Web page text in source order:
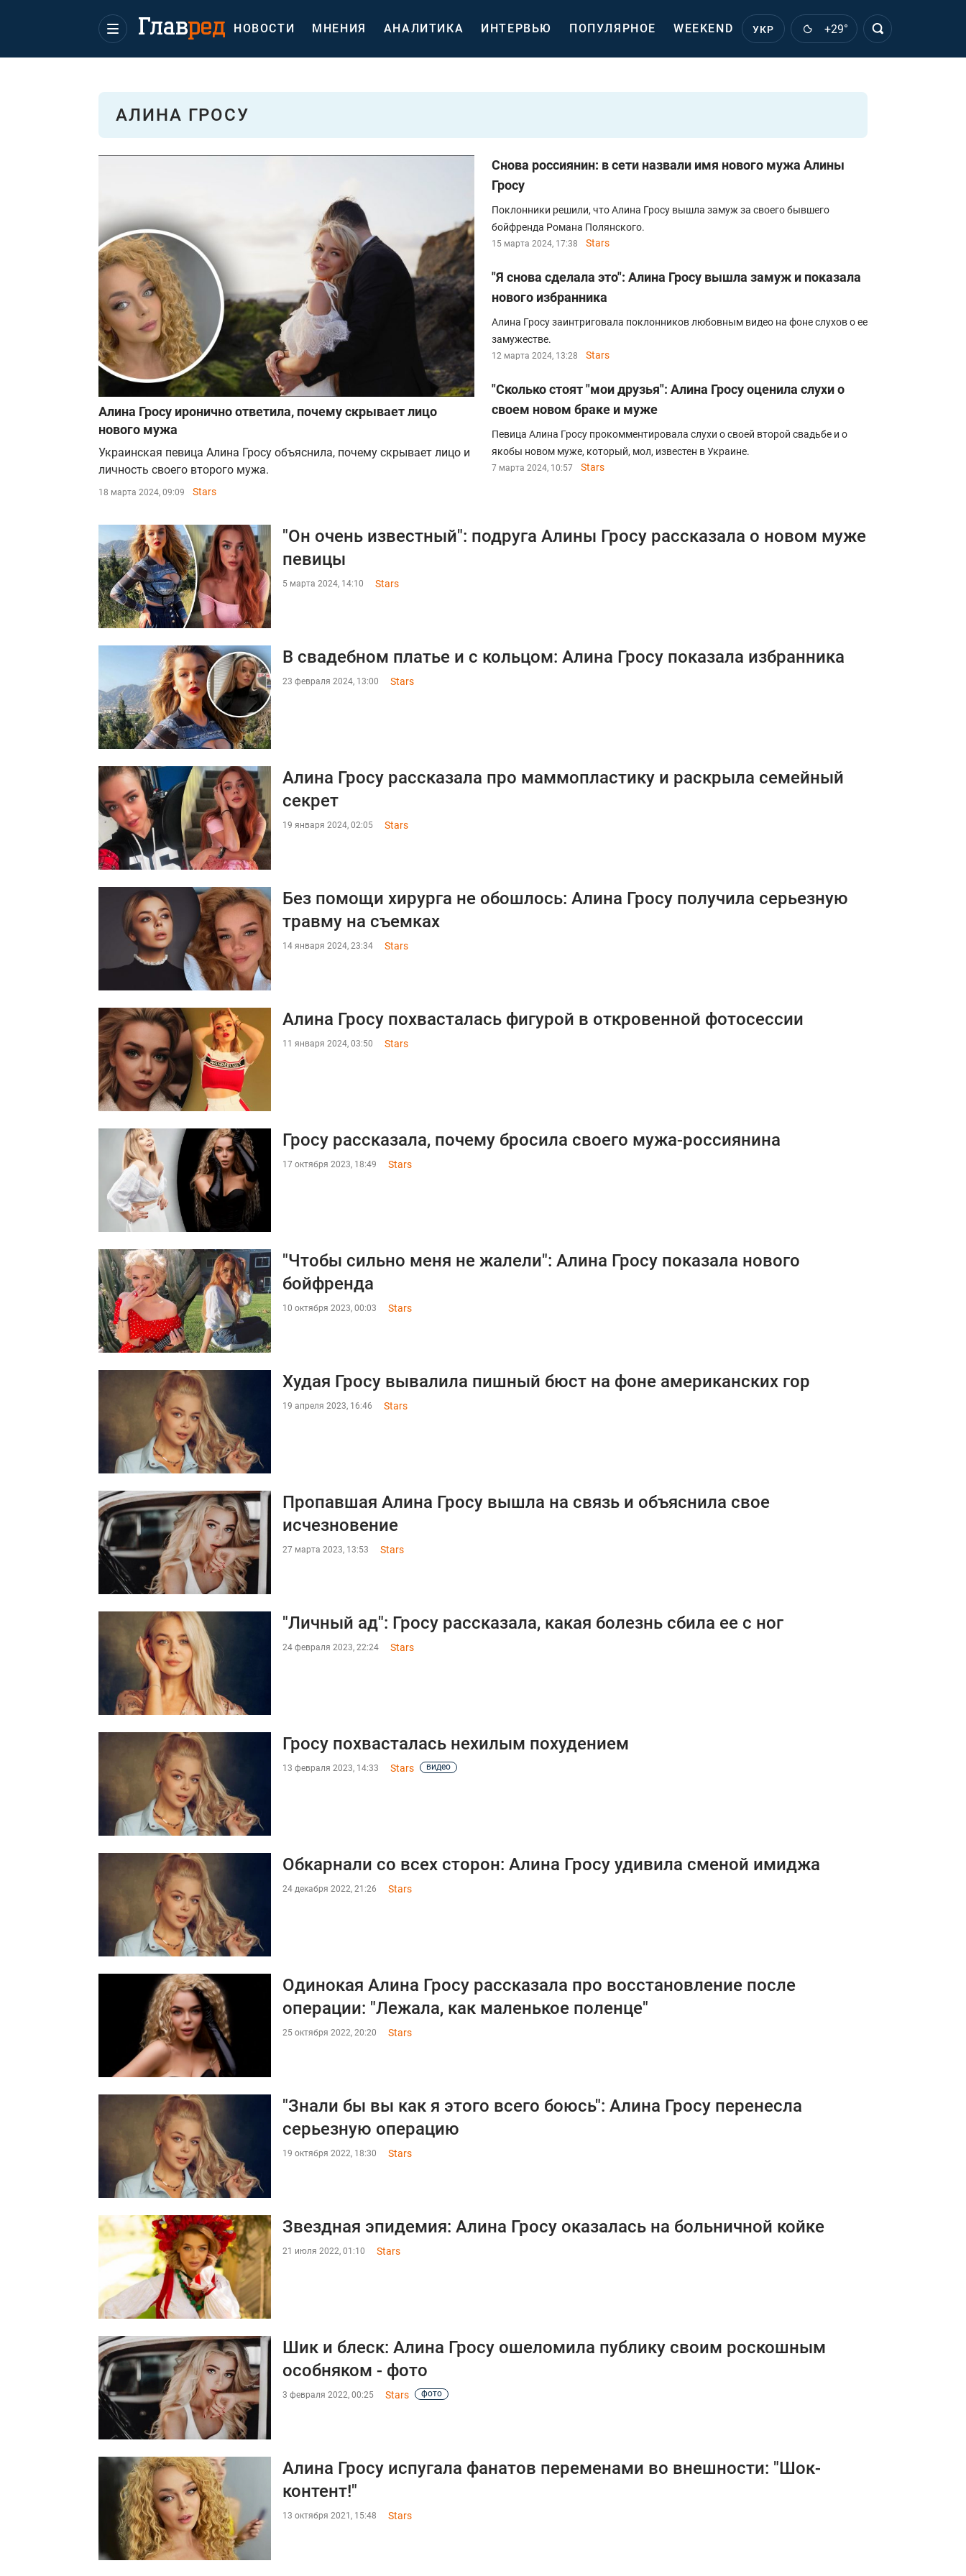
НОВОСТИ МНЕНИЯ АНАЛИТИКА ИНТЕРВЬЮ ПОПУЛЯРНОЕ WEEKEND УКР +29°
АЛИНА ГРОСУ
Алина Гросу иронично ответила, почему скрывает лицо
нового мужа
Украинская певица Алина Гросу объяснила, почему скрывает лицо и
личность своего второго мужа.
18 марта 2024, 09:09 Stars
Снова россиянин: в сети назвали имя нового мужа Алины
Гросу
Поклонники решили, что Алина Гросу вышла замуж за своего бывшего
бойфренда Романа Полянского.
15 марта 2024, 17:38 Stars
"Я снова сделала это": Алина Гросу вышла замуж и показала
нового избранника
Алина Гросу заинтриговала поклонников любовным видео на фоне слухов о ее
замужестве.
12 марта 2024, 13:28 Stars
"Сколько стоят "мои друзья": Алина Гросу оценила слухи о
своем новом браке и муже
Певица Алина Гросу прокомментировала слухи о своей второй свадьбе и о
якобы новом муже, который, мол, известен в Украине.
7 марта 2024, 10:57 Stars
"Он очень известный": подруга Алины Гросу рассказала о новом муже
певицы
5 марта 2024, 14:10 Stars
В свадебном платье и с кольцом: Алина Гросу показала избранника
23 февраля 2024, 13:00 Stars
Алина Гросу рассказала про маммопластику и раскрыла семейный
секрет
19 января 2024, 02:05 Stars
Без помощи хирурга не обошлось: Алина Гросу получила серьезную
травму на съемках
14 января 2024, 23:34 Stars
Алина Гросу похвасталась фигурой в откровенной фотосессии
11 января 2024, 03:50 Stars
Гросу рассказала, почему бросила своего мужа-россиянина
17 октября 2023, 18:49 Stars
"Чтобы сильно меня не жалели": Алина Гросу показала нового
бойфренда
10 октября 2023, 00:03 Stars
Худая Гросу вывалила пишный бюст на фоне американских гор
19 апреля 2023, 16:46 Stars
Пропавшая Алина Гросу вышла на связь и объяснила свое
исчезновение
27 марта 2023, 13:53 Stars
"Личный ад": Гросу рассказала, какая болезнь сбила ее с ног
24 февраля 2023, 22:24 Stars
Гросу похвасталась нехилым похудением
13 февраля 2023, 14:33 Stars видео
Обкарнали со всех сторон: Алина Гросу удивила сменой имиджа
24 декабря 2022, 21:26 Stars
Одинокая Алина Гросу рассказала про восстановление после
операции: "Лежала, как маленькое поленце"
25 октября 2022, 20:20 Stars
"Знали бы вы как я этого всего боюсь": Алина Гросу перенесла
серьезную операцию
19 октября 2022, 18:30 Stars
Звездная эпидемия: Алина Гросу оказалась на больничной койке
21 июля 2022, 01:10 Stars
Шик и блеск: Алина Гросу ошеломила публику своим роскошным
особняком - фото
3 февраля 2022, 00:25 Stars фото
Алина Гросу испугала фанатов переменами во внешности: "Шок-
контент!"
13 октября 2021, 15:48 Stars